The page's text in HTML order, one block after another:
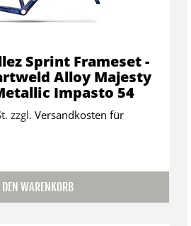
Sprint Frameset -
Alloy Majesty
Impasto 54
zzgl. Versandkosten für
DEN WARENKORB